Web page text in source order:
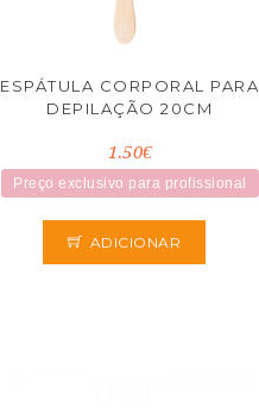
ESPÁTULA CORPORAL PARA
DEPILAÇÃO 20CM
1.50€
Preço exclusivo para profissional
ADICIONAR